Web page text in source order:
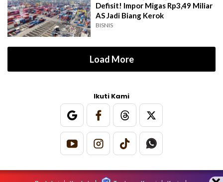
Defisit! Impor Migas Rp3,49 Miliar
AS Jadi Biang Kerok
BISNIS
Load More
Ikuti Kami